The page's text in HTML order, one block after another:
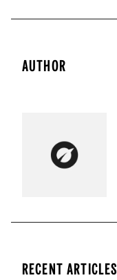
AUTHOR
RECENT ARTICLES